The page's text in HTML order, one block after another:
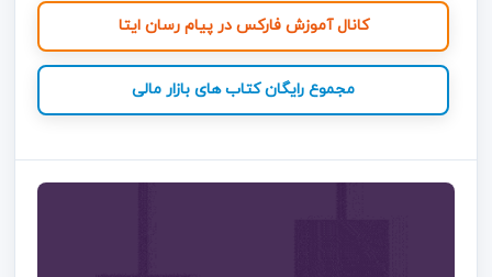
کانال آموزش فارکس در پیام رسان ایتا
مجموع رایگان کتاب های بازار مالی